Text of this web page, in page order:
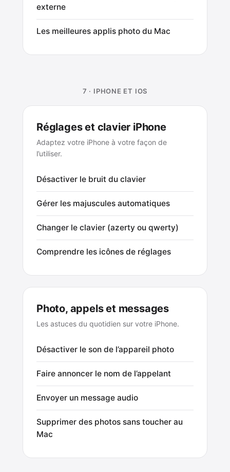
externe
Les meilleures applis photo du Mac
7 · IPHONE ET IOS
Réglages et clavier iPhone
Adaptez votre iPhone à votre façon de
l’utiliser.
Désactiver le bruit du clavier
Gérer les majuscules automatiques
Changer le clavier (azerty ou qwerty)
Comprendre les icônes de réglages
Photo, appels et messages
Les astuces du quotidien sur votre iPhone.
Désactiver le son de l’appareil photo
Faire annoncer le nom de l’appelant
Envoyer un message audio
Supprimer des photos sans toucher au
Mac